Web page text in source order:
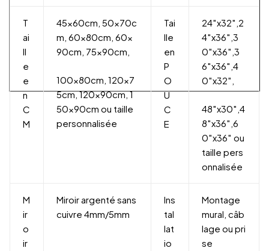
T
ai
ll
e
e
n
C
M
45x60cm, 50x70c
m, 60x80cm, 60x
90cm, 75x90cm,
100x80cm, 120x7
5cm, 120x90cm, 1
50x90cm ou taille
personnalisée
Tai
lle
en
P
O
U
C
E
24″x32″,2
4″x36″,3
0″x36″,3
6″x36″,4
0″x32″,
48″x30″,4
8″x36″,6
0″x36″ ou
taille pers
onnalisée
M
ir
o
ir
Miroir argenté sans
cuivre 4mm/5mm
Ins
tal
lat
io
Montage
mural, câb
lage ou pri
se